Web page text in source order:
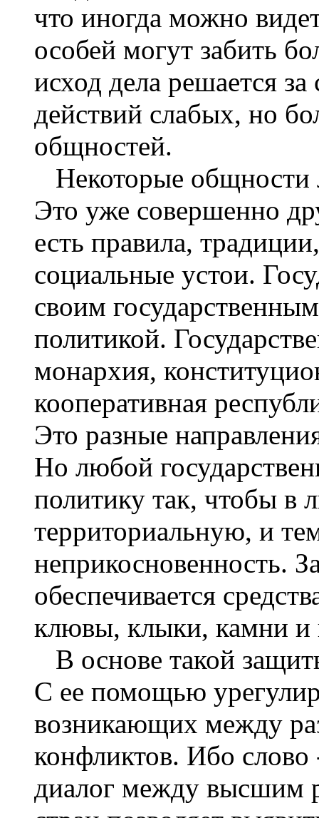
что иногда можно
особей могут забить
исход дела решается
действий слабых, но
общностей.
Некоторые общности
Это уже совершенно
есть правила,
социальные устои.
своим
политикой.
монархия,
кооперативная
Это разные
Но любой
политику так, чтобы в
территориальную, и
неприкосновенность.
обеспечивается
клювы, клыки, камни и
В основе такой
С ее помощью
возникающих между
конфликтов. Ибо
диалог между высшим